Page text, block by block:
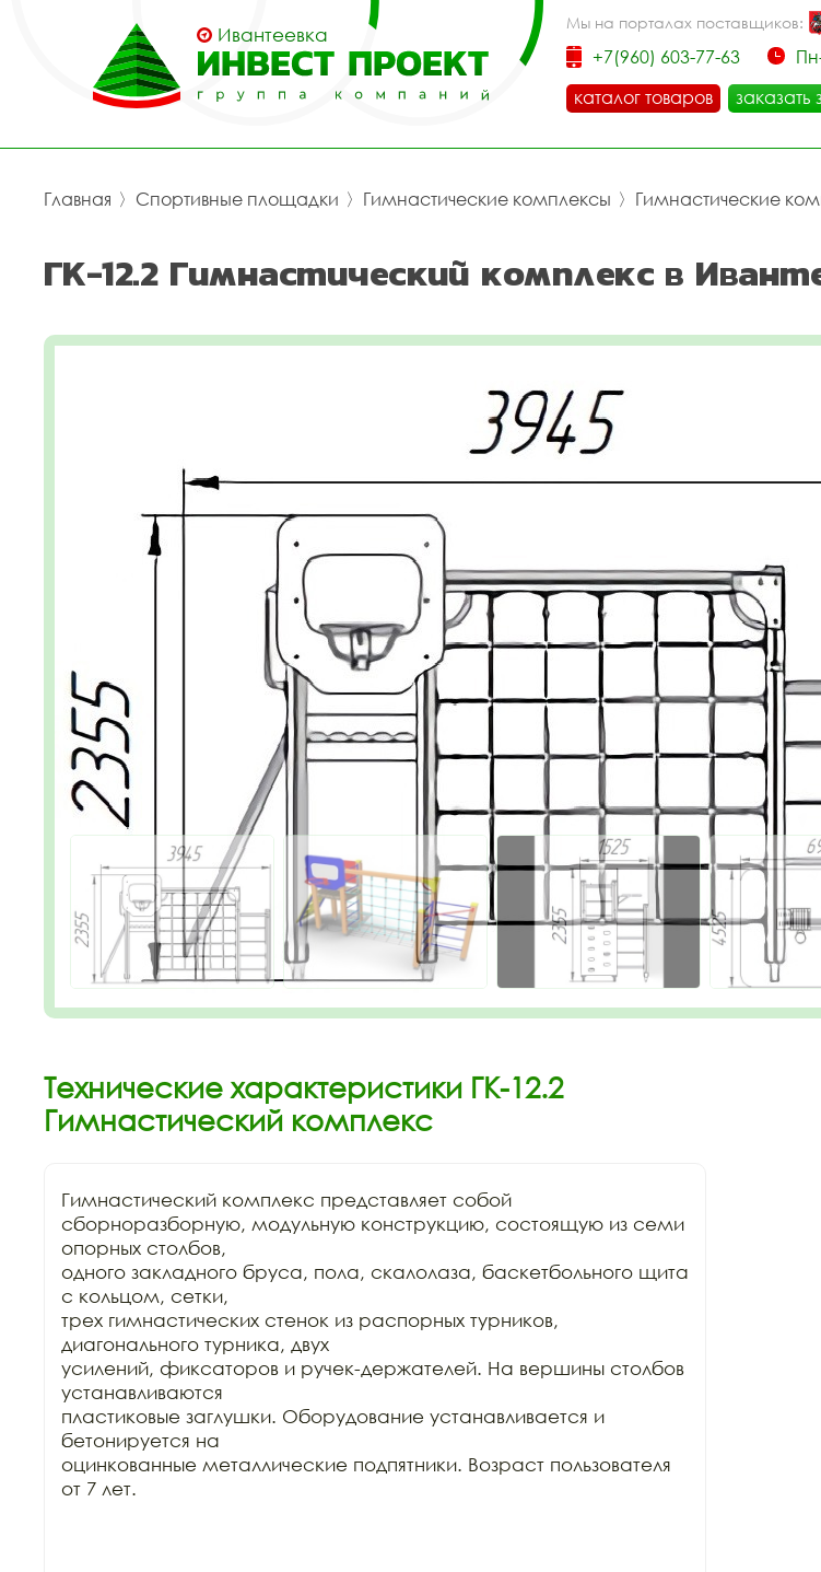
Ивантеевка
Мы на порталах поставщиков:
+7(960) 603-77-63
каталог товаров
заказать
Главная 〉 Спортивные площадки 〉 Гимнастические комплексы 〉 Гимнастические
ГК-12.2 Гимнастический комплекс в
Технические характеристики ГК-12.2
Гимнастический комплекс
Гимнастический комплекс представляет собой
сборноразборную, модульную конструкцию, состоящую из семи
опорных столбов,
одного закладного бруса, пола, скалолаза, баскетбольного щита
с кольцом, сетки,
трех гимнастических стенок из распорных турников,
диагонального турника, двух
усилений, фиксаторов и ручек-держателей. На вершины столбов
устанавливаются
пластиковые заглушки. Оборудование устанавливается и
бетонируется на
оцинкованные металлические подпятники. Возраст пользователя
от 7 лет.